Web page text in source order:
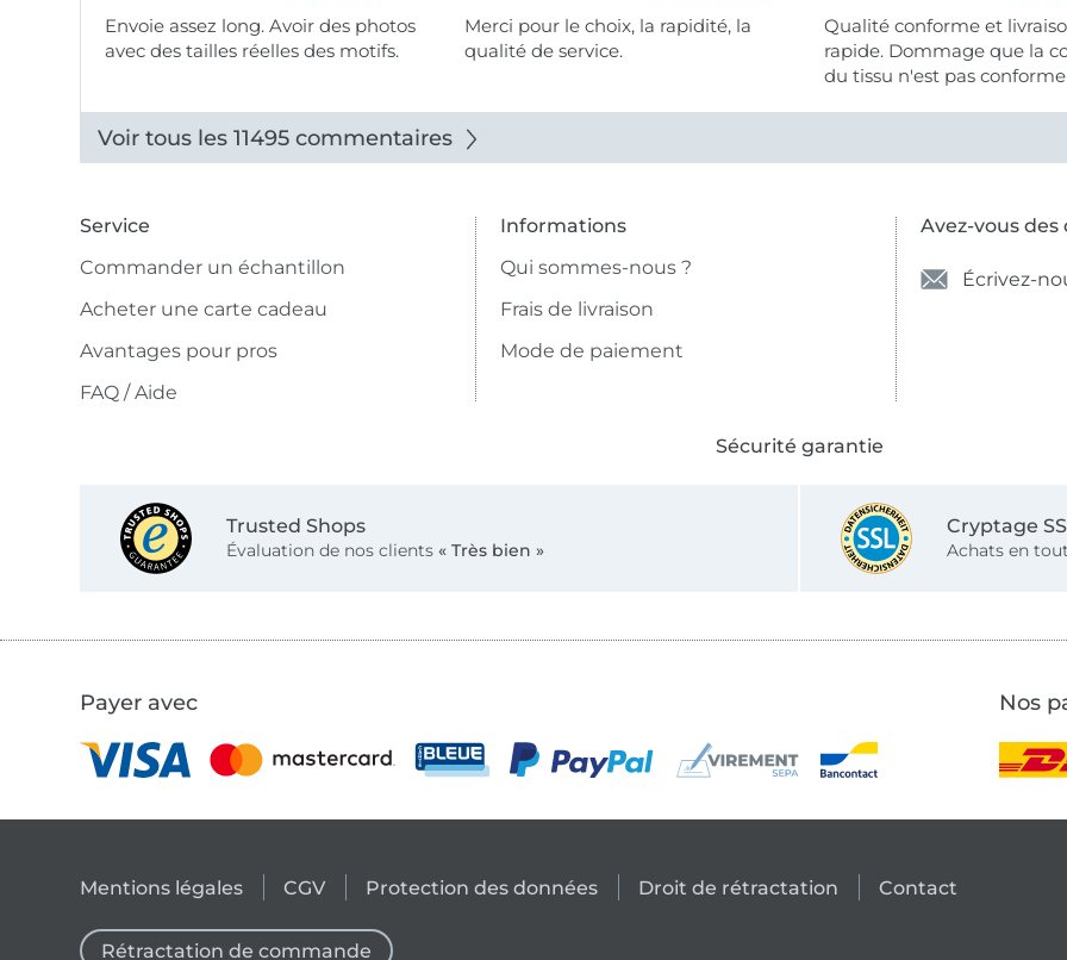
Envoie assez long. Avoir des photos
avec des tailles réelles des motifs.
Merci pour le choix, la rapidité, la
qualité de service.
Qualité conforme et
rapide. Dommage que la
du tissu n'est pas
Voir tous les 11495 commentaires
Service
Commander un échantillon
Acheter une carte cadeau
Avantages pour pros
FAQ / Aide
Informations
Qui sommes-nous ?
Frais de livraison
Mode de paiement
Avez-vous des
Écrivez-
Sécurité garantie
Trusted Shops
Évaluation de nos clients « Très bien »
Cryptage
Achats en
Payer avec Nos
Mentions légales CGV Protection des données Droit de rétractation Contact
Rétractation de commande